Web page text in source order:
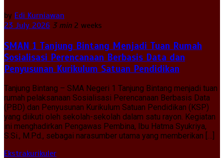
by Edi Kurniawan
23 July 2026 3 min 2 weeks
SMAN 1 Tanjung Bintang Menjadi Tuan Rumah
Sosialisasi Perencanaan Berbasis Data dan
Penyusunan Kurikulum Satuan Pendidikan
Tanjung Bintang – SMA Negeri 1 Tanjung Bintang menjadi tuan
rumah pelaksanaan Sosialisasi Perencanaan Berbasis Data
(PBD) dan Penyusunan Kurikulum Satuan Pendidikan (KSP)
yang diikuti oleh sekolah-sekolah dalam satu rayon. Kegiatan
ini menghadirkan Pengawas Pembina, Ibu Hatma Syukriya,
S.Si., M.Pd., sebagai narasumber utama yang memberikan […]
Ekstrakurikuler